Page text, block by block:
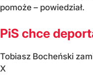
pomoże – powiedział.
PiS chce
Tobiasz Bocheński
X